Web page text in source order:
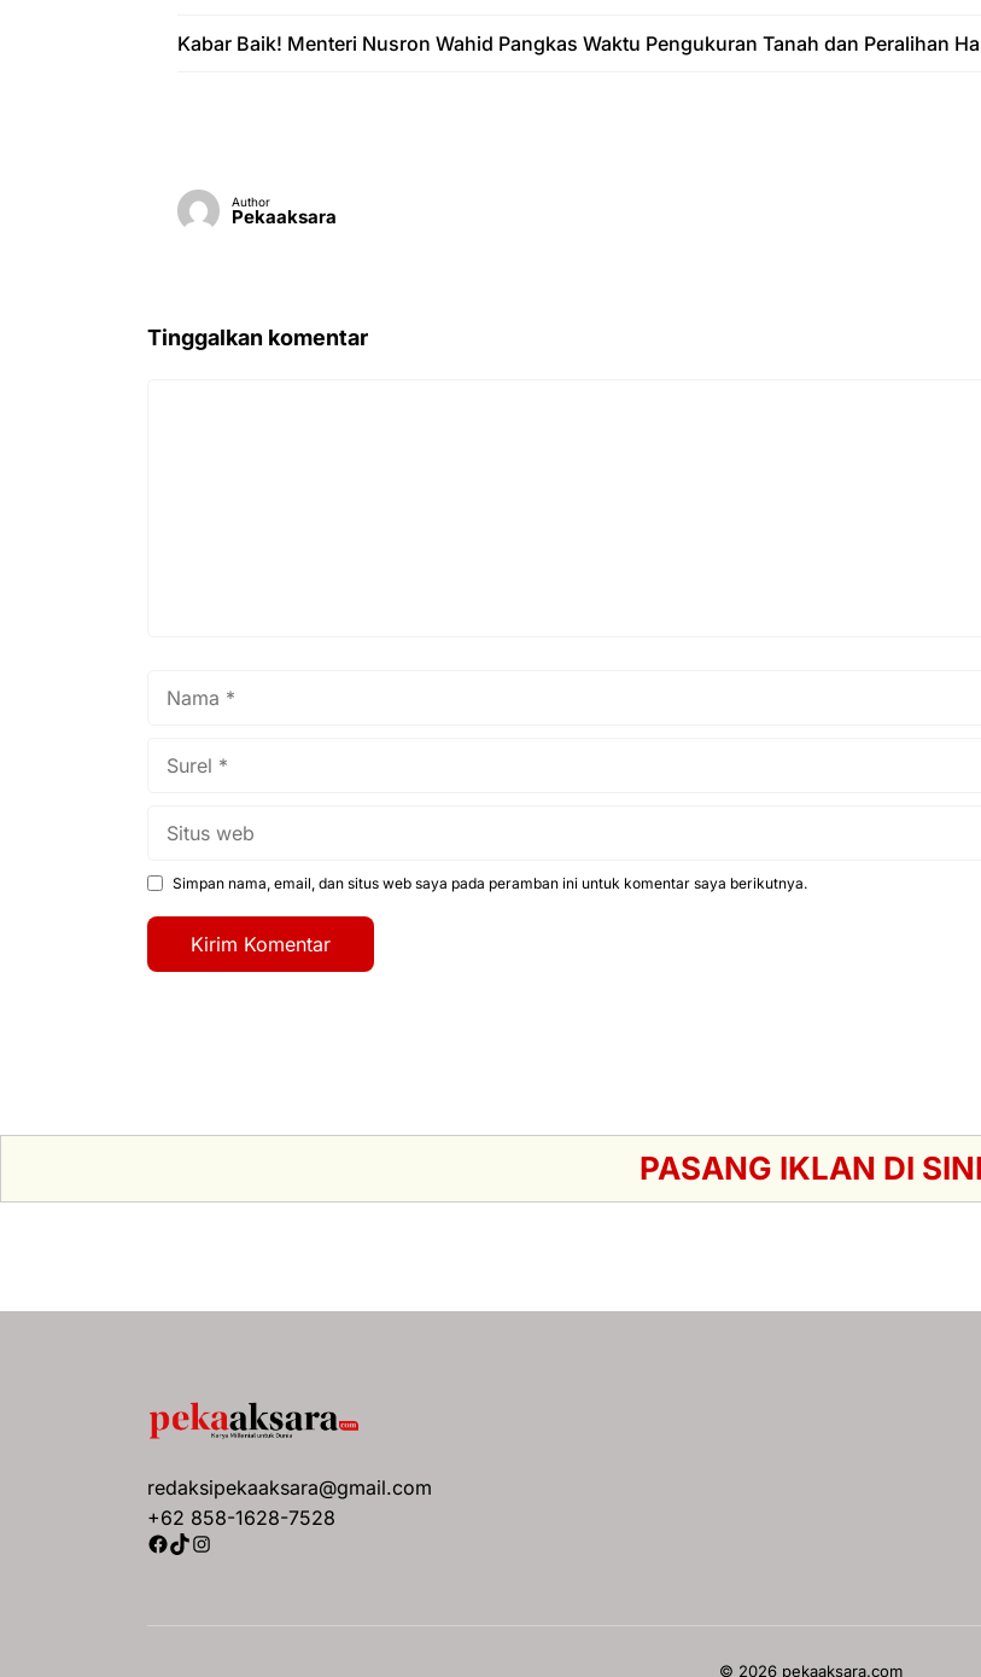
Kabar Baik! Menteri Nusron Wahid Pangkas Waktu Pengukuran Tanah dan Peralihan
Author
Pekaaksara
Tinggalkan komentar
Simpan nama, email, dan situs web saya pada peramban ini untuk komentar saya berikutnya.
PASANG IKLAN DI SINI
redaksipekaaksara@gmail.com
+62 858-1628-7528
Facebook
TikTok
Instagram
© 2026 pekaaksara.com